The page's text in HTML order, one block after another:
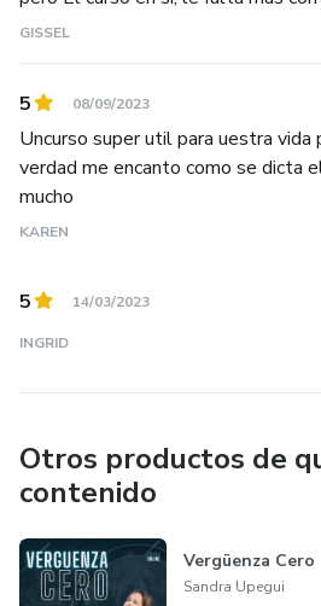
GISSEL
5 08/09/2023
Uncurso super util para uestra vida
verdad me encanto como se dicta
mucho
KAREN
5 14/03/2023
INGRID
Otros productos de
contenido
Vergüenza Cero
Sandra Upegui